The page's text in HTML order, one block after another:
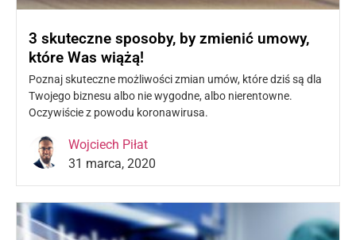
3 skuteczne sposoby, by zmienić umowy,
które Was wiążą!
Poznaj skuteczne możliwości zmian umów, które dziś są dla
Twojego biznesu albo nie wygodne, albo nierentowne.
Oczywiście z powodu koronawirusa.
Wojciech Piłat
31 marca, 2020